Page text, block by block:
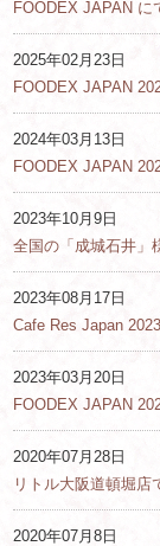
FOODEX JAPAN に
2025年02月23日
FOODEX JAPAN
2024年03月13日
FOODEX JAPAN
2023年10月9日
全国の「成城石井」
2023年08月17日
Cafe Res Japan
2023年03月20日
FOODEX JAPAN
2020年07月28日
リトル大阪道頓堀店
2020年07月8日